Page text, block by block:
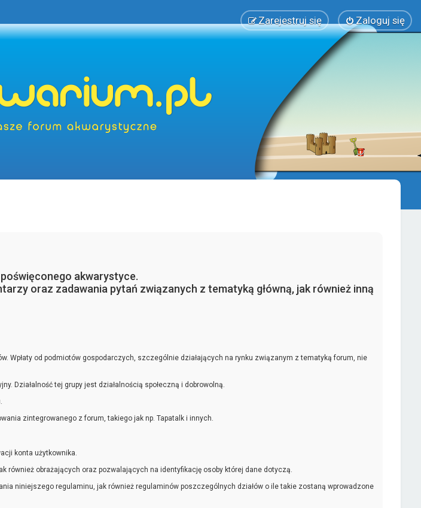
Zaloguj się
Zarejestruj się
akwarystyce.
oraz zadawania pytań związanych z tematyką główną, jak również inną
Wpłaty od podmiotów gospodarczych, szczególnie działających na rynku związanym z tematyką forum, nie
Działalność tej grupy jest działalnością społeczną i dobrowolną.
zintegrowanego z forum, takiego jak np. Tapatalk i innych.
konta użytkownika.
również obrażających oraz pozwalających na identyfikację osoby której dane dotyczą.
niniejszego regulaminu, jak również regulaminów poszczególnych działów o ile takie zostaną wprowadzone